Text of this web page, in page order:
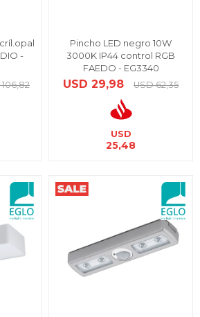
-
106,82
Pincho LED negro 10W
3000K IP44 control RGB
FAEDO - EG3340
USD 29,98 USD 62,35
USD
25,48